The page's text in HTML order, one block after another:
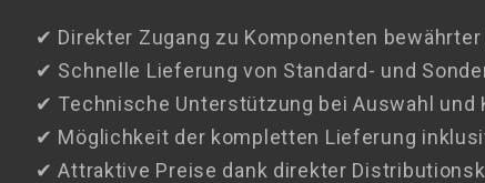
✔ Direkter Zugang zu Komponenten bewährter
✔ Schnelle Lieferung von Standard- und
✔ Technische Unterstützung bei Auswahl und
✔ Möglichkeit der kompletten Lieferung
✔ Attraktive Preise dank direkter